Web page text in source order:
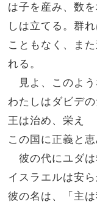
は子を産み、数
しは立てる。群
こともなく、ま
れる。
見よ、このよう
わたしはダビデ
王は治め、栄え
この国に正義と恵
彼の代にユダは
イスラエルは安ら
彼の名は、「主